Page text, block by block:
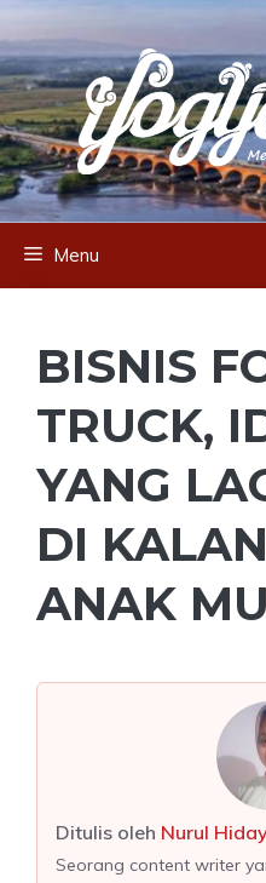
to
content
Menu
BISNIS
TRUCK,
YANG
DI
ANAK
Ditulis oleh Nurul
Seorang content writer